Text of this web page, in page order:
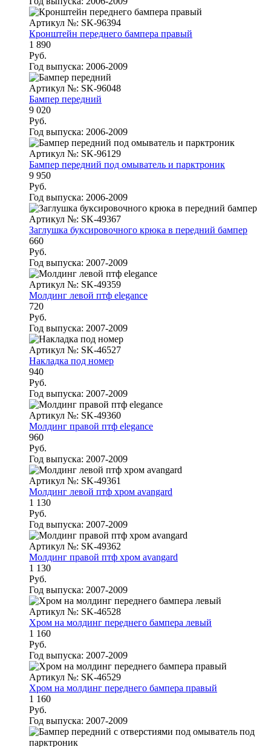
Артикул №: SK-96394
Кронштейн переднего бампера правый
1 890
Руб.
Год выпуска: 2006-2009
Артикул №: SK-96048
Бампер передний
9 020
Руб.
Год выпуска: 2006-2009
Артикул №: SK-96129
Бампер передний под омыватель и парктроник
9 950
Руб.
Год выпуска: 2006-2009
Артикул №: SK-49367
Заглушка буксировочного крюка в передний бампер
660
Руб.
Год выпуска: 2007-2009
Артикул №: SK-49359
Молдинг левой птф elegance
720
Руб.
Год выпуска: 2007-2009
Артикул №: SK-46527
Накладка под номер
940
Руб.
Год выпуска: 2007-2009
Артикул №: SK-49360
Молдинг правой птф elegance
960
Руб.
Год выпуска: 2007-2009
Артикул №: SK-49361
Молдинг левой птф хром avangard
1 130
Руб.
Год выпуска: 2007-2009
Артикул №: SK-49362
Молдинг правой птф хром avangard
1 130
Руб.
Год выпуска: 2007-2009
Артикул №: SK-46528
Хром на молдинг переднего бампера левый
1 160
Руб.
Год выпуска: 2007-2009
Артикул №: SK-46529
Хром на молдинг переднего бампера правый
1 160
Руб.
Год выпуска: 2007-2009